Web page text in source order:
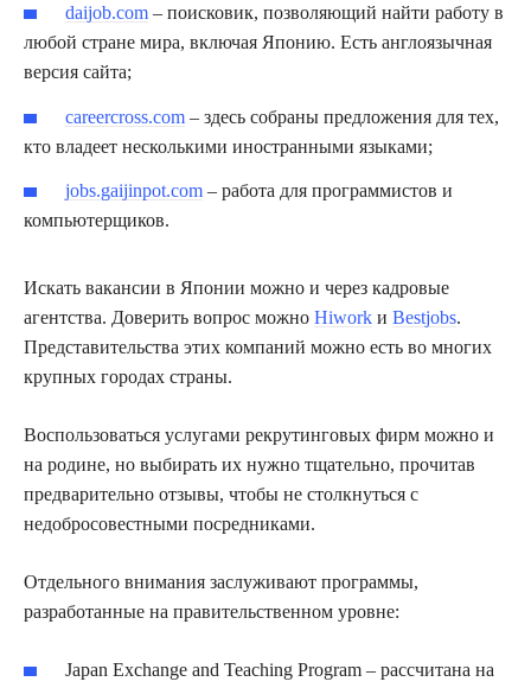
daijob.com – поисковик, позволяющий найти работу в
любой стране мира, включая Японию. Есть англоязычная
версия сайта;
careercross.com – здесь собраны предложения для тех,
кто владеет несколькими иностранными языками;
jobs.gaijinpot.com – работа для программистов и
компьютерщиков.
Искать вакансии в Японии можно и через кадровые
агентства. Доверить вопрос можно Hiwork и Bestjobs.
Представительства этих компаний можно есть во многих
крупных городах страны.
Воспользоваться услугами рекрутинговых фирм можно и
на родине, но выбирать их нужно тщательно, прочитав
предварительно отзывы, чтобы не столкнуться с
недобросовестными посредниками.
Отдельного внимания заслуживают программы,
разработанные на правительственном уровне:
Japan Exchange and Teaching Program – рассчитана на